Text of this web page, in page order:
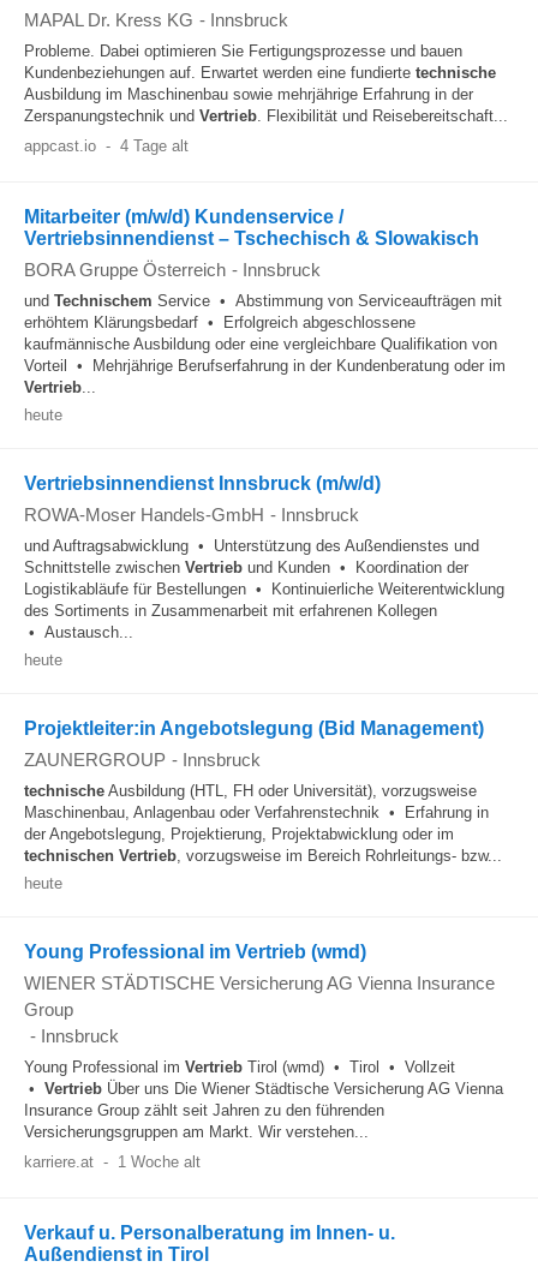
MAPAL Dr. Kress KG - Innsbruck
Probleme. Dabei optimieren Sie Fertigungsprozesse und bauen
Kundenbeziehungen auf. Erwartet werden eine fundierte technische
Ausbildung im Maschinenbau sowie mehrjährige Erfahrung in der
Zerspanungstechnik und Vertrieb. Flexibilität und Reisebereitschaft...
appcast.io - 4 Tage alt
Mitarbeiter (m/w/d) Kundenservice /
Vertriebsinnendienst – Tschechisch & Slowakisch
BORA Gruppe Österreich - Innsbruck
und Technischem Service • Abstimmung von Serviceaufträgen mit
erhöhtem Klärungsbedarf • Erfolgreich abgeschlossene
kaufmännische Ausbildung oder eine vergleichbare Qualifikation von
Vorteil • Mehrjährige Berufserfahrung in der Kundenberatung oder im
Vertrieb...
heute
Vertriebsinnendienst Innsbruck (m/w/d)
ROWA-Moser Handels-GmbH - Innsbruck
und Auftragsabwicklung • Unterstützung des Außendienstes und
Schnittstelle zwischen Vertrieb und Kunden • Koordination der
Logistikabläufe für Bestellungen • Kontinuierliche Weiterentwicklung
des Sortiments in Zusammenarbeit mit erfahrenen Kollegen
• Austausch...
heute
Projektleiter:in Angebotslegung (Bid Management)
ZAUNERGROUP - Innsbruck
technische Ausbildung (HTL, FH oder Universität), vorzugsweise
Maschinenbau, Anlagenbau oder Verfahrenstechnik • Erfahrung in
der Angebotslegung, Projektierung, Projektabwicklung oder im
technischen Vertrieb, vorzugsweise im Bereich Rohrleitungs- bzw...
heute
Young Professional im Vertrieb (wmd)
WIENER STÄDTISCHE Versicherung AG Vienna Insurance
Group
- Innsbruck
Young Professional im Vertrieb Tirol (wmd) • Tirol • Vollzeit
• Vertrieb Über uns Die Wiener Städtische Versicherung AG Vienna
Insurance Group zählt seit Jahren zu den führenden
Versicherungsgruppen am Markt. Wir verstehen...
karriere.at - 1 Woche alt
Verkauf u. Personalberatung im Innen- u.
Außendienst in Tirol